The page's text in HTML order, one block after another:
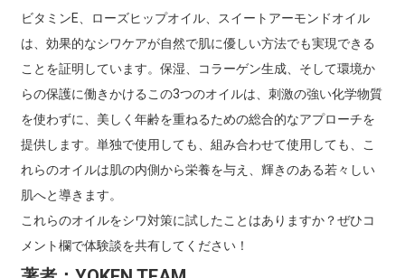
ビタミンE、ローズヒップオイル、スイートアーモンドオイル
は、効果的なシワケアが自然で肌に優しい方法でも実現できる
ことを証明しています。保湿、コラーゲン生成、そして環境か
らの保護に働き​​かけるこの3つのオイルは、刺激の強い化学物質
を使わずに、美しく年齢を重ねるための総合的なアプローチを
提供します。単独で使用しても、組み合わせて使用​​しても、こ
れらのオイルは肌の内側から栄養を与え、輝きのある若々しい
肌へと導きます。
これらのオイルをシワ対策に試したことはありますか？ぜひコ
メント欄で体験談を共有してください！